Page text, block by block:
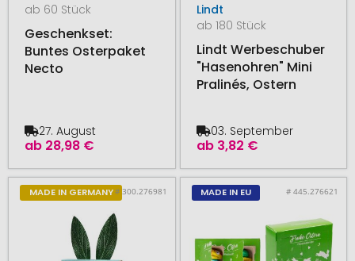
ab 60 Stück
Geschenkset:
Buntes Osterpaket
Necto
ab 28,98 €
27. August
Lindt
ab 180 Stück
Lindt Werbeschuber
"Hasenohren" Mini
Pralinés, Ostern
ab 3,82 €
03. September
MADE IN GERMANY# 300.276981 MADE IN EU # 445.276621